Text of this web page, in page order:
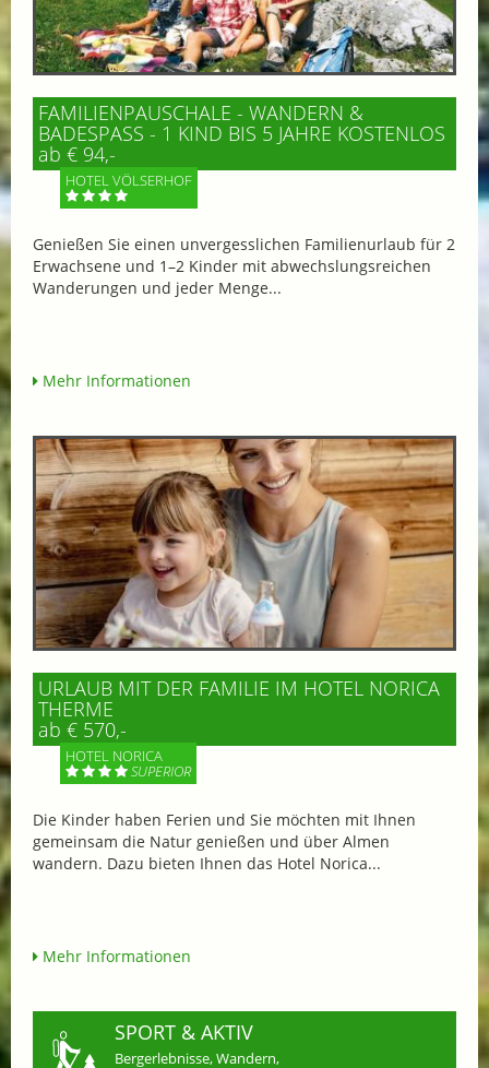
FAMILIENPAUSCHALE - WANDERN &
BADESPASS - 1 KIND BIS 5 JAHRE KOSTENLOS
ab € 94,-
HOTEL VÖLSERHOF
Genießen Sie einen unvergesslichen Familienurlaub für 2
Erwachsene und 1–2 Kinder mit abwechslungsreichen
Wanderungen und jeder Menge...
Mehr Informationen
URLAUB MIT DER FAMILIE IM HOTEL NORICA
THERME
ab € 570,-
HOTEL NORICA
SUPERIOR
Die Kinder haben Ferien und Sie möchten mit Ihnen
gemeinsam die Natur genießen und über Almen
wandern. Dazu bieten Ihnen das Hotel Norica...
Mehr Informationen
SPORT & AKTIV
Bergerlebnisse, Wandern,